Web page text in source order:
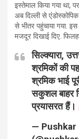
इस्तेमाल किया गया था,
अब दिल्ली से
से भीतर पहुंचाया गया.
मजदूर दिखाई दिए.
सिल्क्यारा,
श्रमिकों की
श्रमिक भाई
सकुशल बाहर
प्रयासरत हैं।
— Pushkar